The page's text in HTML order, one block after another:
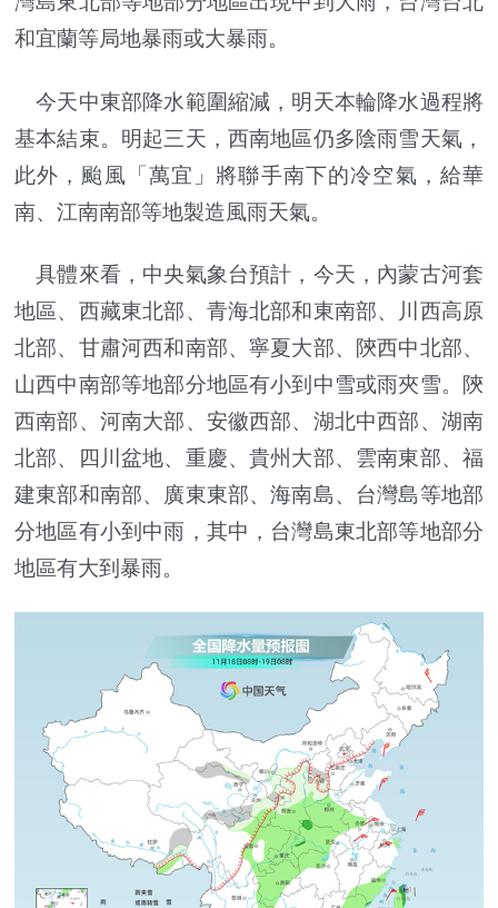
和宜蘭等局地暴雨或大暴雨。
今天中東部降水範圍縮減，明天本輪降水過程將
基本結束。明起三天，西南地區仍多陰雨雪天氣，
此外，颱風「萬宜」將聯手南下的冷空氣，給華
南、江南南部等地製造風雨天氣。
具體來看，中央氣象台預計，今天，內蒙古河套
地區、西藏東北部、青海北部和東南部、川西高原
北部、甘肅河西和南部、寧夏大部、陝西中北部、
山西中南部等地部分地區有小到中雪或雨夾雪。陝
西南部、河南大部、安徽西部、湖北中西部、湖南
北部、四川盆地、重慶、貴州大部、雲南東部、福
建東部和南部、廣東東部、海南島、台灣島等地部
分地區有小到中雨，其中，台灣島東北部等地部分
地區有大到暴雨。